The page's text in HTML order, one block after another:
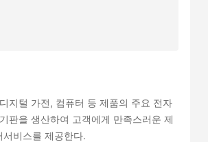
지털 가전, 컴퓨터 등 제품의 주요 전자
판을 생산하여 고객에게 만족스러운 제
서비스를 제공한다.